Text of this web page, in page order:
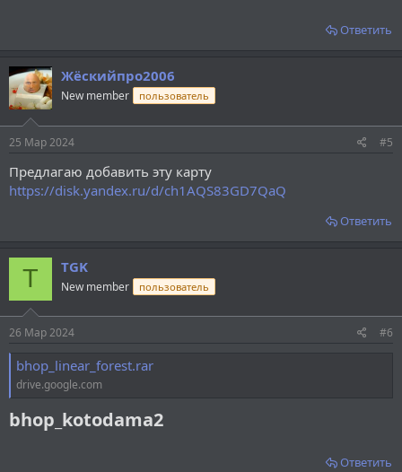
Ответить
Жёскийпро2006
New member пользователь
25 Мар 2024 #5
Предлагаю добавить эту карту
https://disk.yandex.ru/d/ch1AQS83GD7QaQ
Ответить
T TGK
New member пользователь
26 Мар 2024 #6
bhop_linear_forest.rar
drive.google.com
bhop_kotodama2​
Ответить